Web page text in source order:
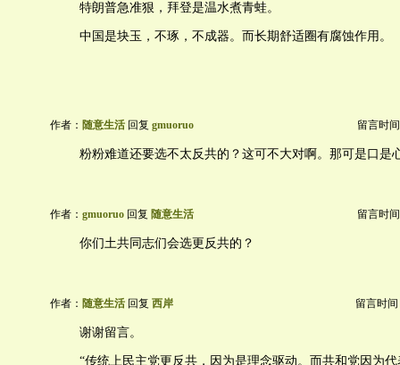
特朗普急准狠，拜登是温水煮青蛙。
中国是块玉，不琢，不成器。而长期舒适圈有腐蚀作用。
作者： 随意生活 回复 gmuoruo 留言时
粉粉难道还要选不太反共的？这可不大对啊。那可是口是
作者： gmuoruo 回复 随意生活 留言时
你们土共同志们会选更反共的？
作者： 随意生活 回复 西岸 留言时间
谢谢留言。
“传统上民主党更反共，因为是理念驱动。而共和党因为